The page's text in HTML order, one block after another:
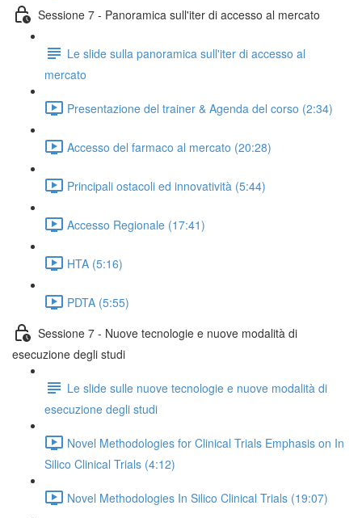
Sessione 7 - Panoramica sull'iter di accesso al mercato
Le slide sulla panoramica sull'iter di accesso al
mercato
Presentazione del trainer & Agenda del corso (2:34)
Accesso del farmaco al mercato (20:28)
Principali ostacoli ed innovatività (5:44)
Accesso Regionale (17:41)
HTA (5:16)
PDTA (5:55)
Sessione 7 - Nuove tecnologie e nuove modalità di
esecuzione degli studi
Le slide sulle nuove tecnologie e nuove modalità di
esecuzione degli studi
Novel Methodologies for Clinical Trials Emphasis on In
Silico Clinical Trials (4:12)
Novel Methodologies In Silico Clinical Trials (19:07)